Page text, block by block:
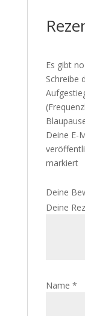
Es gibt
Schreibe
Deine E-
markiert
Deine
Deine
Name *